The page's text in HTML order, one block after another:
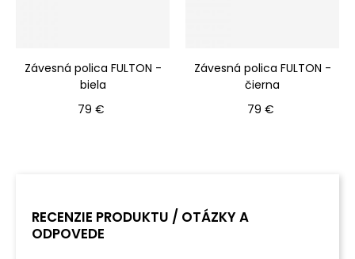
Závesná polica FULTON -
biela
Cena
79 €
Závesná polica FULTON -
čierna
Cena
79 €
RECENZIE PRODUKTU / OTÁZKY A
ODPOVEDE